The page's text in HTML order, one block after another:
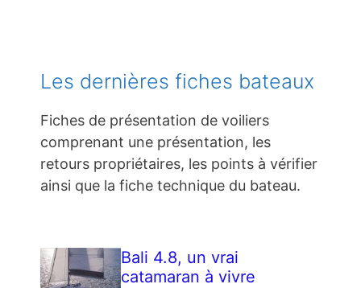
Les dernières fiches bateaux
Fiches de présentation de voiliers
comprenant une présentation, les
retours propriétaires, les points à vérifier
ainsi que la fiche technique du bateau.
Bali 4.8, un vrai
catamaran à vivre